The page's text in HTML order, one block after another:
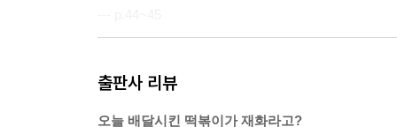
지진을 걱정한 일본인들의 사재기와 갑자기 늘어
출판사 리뷰
오늘 배달시킨 떡볶이가 재화라고?